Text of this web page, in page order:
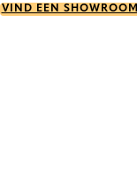
Skip
VIND EEN SHOWROOM